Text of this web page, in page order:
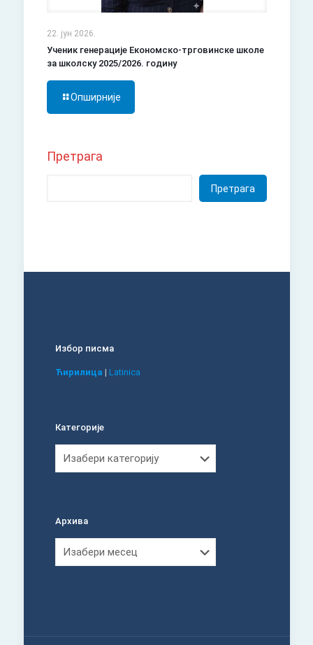
22. јун 2026.
Ученик генерације Економско-трговинске школе
за школску 2025/2026. годину
Опширније
Претрага
Претрага
Избор писма
Ћирилица | Latinica
Категорије
Архива